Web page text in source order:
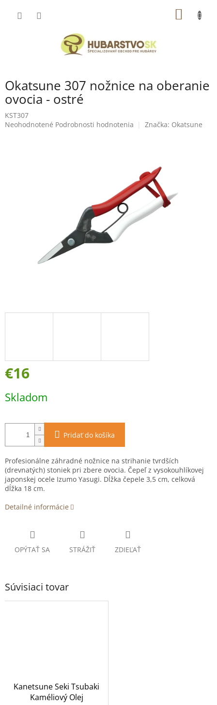
Okatsune 307 nožnice na oberanie
ovocia - ostré
KST307
Priemerné
Neohodnotené Podrobnosti hodnotenia Značka: Okatsune
€16
cena:
Skladom
Pridať do košíka
Profesionálne záhradné nožnice na strihanie tvrdších
(drevnatých) stoniek pri zbere ovocia. Čepeľ z vysokouhlíkovej
japonskej ocele Izumo Yasugi. Dĺžka čepele 3,5 cm, celková
dĺžka 18 cm.
Detailné informácie
OPÝTAŤ SA STRÁŽIŤ ZDIEĽAŤ
Súvisiaci tovar
Kanetsune Seki Tsubaki
Kaméliový Olej